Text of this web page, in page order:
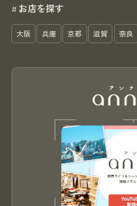
# お店を探す
大阪 兵庫 京都 滋賀 奈良